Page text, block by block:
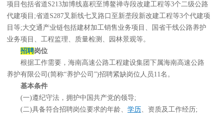
项目包括省道S213加博线嘉积至博鳌禅寺段改建工程等3个二级公路
代建项目;省道S287叉新线七叉路口至新垄段新改建工程等3个代建项
目等;大交通产业链包括建材加工销售业务项目、国省干线公路养护
业务项目、工程监理、质量检测、园林景观等。
招聘岗位
根据工作需要，海南高速公路工程建设集团下属海南高速公路
养护有限公司(简称“养护公司”)招聘紧缺岗位人员11名。
基本条件
(一)遵纪守法，拥护中国共产党的领导;
(二)具备符合招聘岗位要求的年龄、 学历、资质及工作经历;